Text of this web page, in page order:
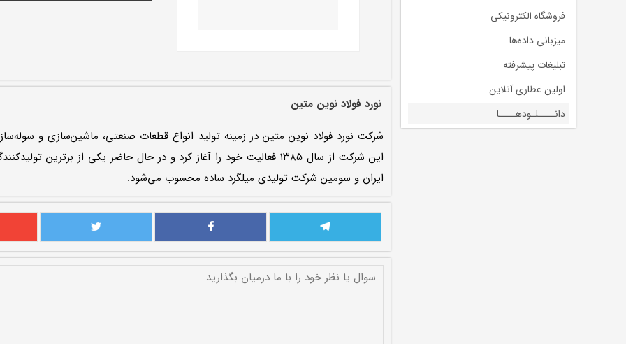
فروشگاه الکترونیکی
میزبانی داده‌ها
تبلیغات پیشرفته
اولین عطاری آنلاین
دانــــلـودهــــا
نورد فولاد نوین متین
شرکت نورد فولاد نوین متین در زمینه تولید انواع قطعات صنعتی، ماشین‌سازی و
این شرکت از سال ۱۳۸۵ فعالیت خود را آغاز کرد و در حال حاضر یکی از برترین
ایران و سومین شرکت تولیدی میلگرد ساده محسوب می‌شود.